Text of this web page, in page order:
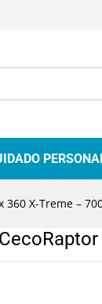
360 X-Treme –